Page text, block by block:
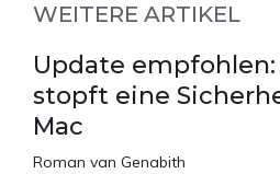
WEITERE ARTIKEL
Update empfohlen:
stopft eine
Mac
Roman van Genabith